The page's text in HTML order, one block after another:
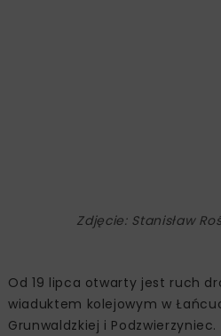
Zdjęcie: Stanisław
Od 19 lipca otwarty jest ruch
wiaduktem kolejowym w
Grunwaldzkiej i